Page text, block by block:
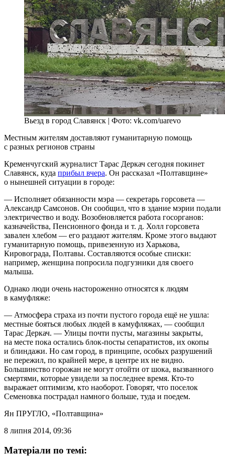
Вьезд в город Славянск | Фото: vk.com/uarevo
Местным жителям доставляют гуманитарную помощь
с разных регионов страны
Кременчугский журналист Тарас Деркач сегодня покинет
Славянск, куда прибыл вчера. Он рассказал «Полтавщине»
о нынешней ситуации в городе:
— Исполняет обязанности мэра — секретарь горсовета —
Александр Самсонов. Он сообщил, что в здание мэрии подали
электричество и воду. Возобновляется работа госорганов:
казначейства, Пенсионного фонда и т. д. Холл горсовета
завален хлебом — его раздают жителям. Кроме этого выдают
гуманитарную помощь, привезенную из Харькова,
Кировограда, Полтавы. Составляются особые списки:
например, женщина попросила подгузники для своего
малыша.
Однако люди очень настороженно относятся к людям
в камуфляже:
— Атмосфера страха из почти пустого города ещё не ушла:
местные бояться любых людей в камуфляжах, — сообщил
Тарас Деркач. — Улицы почти пусты, магазины закрыты,
на месте пока остались блок-посты сепаратистов, их окопы
и блиндажи. Но сам город, в принципе, особых разрушений
не пережил, по крайней мере, в центре их не видно.
Большинство горожан не могут отойти от шока, вызванного
смертями, которые увидели за последнее время. Кто-то
выражает оптимизм, кто наоборот. Говорят, что поселок
Семеновка пострадал намного больше, туда и поедем.
Ян ПРУГЛО, «Полтавщина»
8 липня 2014, 09:36
Матеріали по темі: